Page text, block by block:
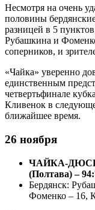
Несмотря на очень
половины
разницей в 5
Рубашкина и
соперников, и
«Чайка» уверенно
единственным
четвертьфинале
Кливенок в
ближайшее время.
26 ноября
ЧАЙКА-ДЮСШ
(Полтава) –
Бердянск:
Фоменко – 16,